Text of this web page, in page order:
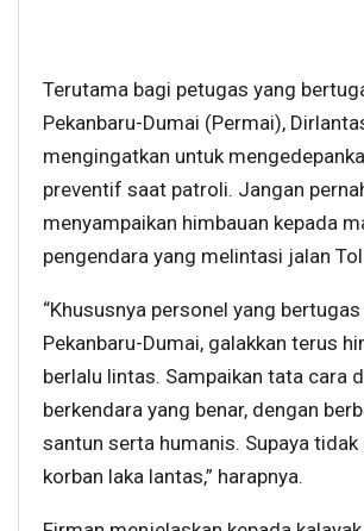
Terutama bagi petugas yang
Pekanbaru-Dumai (Permai),
mengingatkan untuk
preventif saat patroli. Jangan
menyampaikan himbauan kepada
pengendara yang melintasi jalan
“Khususnya personel yang
Pekanbaru-Dumai, galakkan terus
berlalu lintas. Sampaikan tata cara
berkendara yang benar, dengan
santun serta humanis. Supaya tidak
korban laka lantas,” harapnya.